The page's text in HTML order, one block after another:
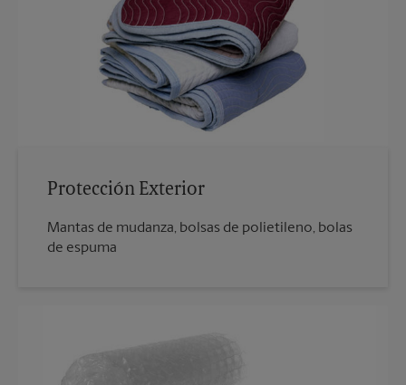
Protección Exterior
Mantas de mudanza, bolsas de polietileno, bolas
de espuma